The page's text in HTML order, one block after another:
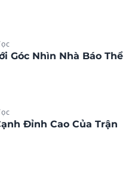
Góc Nhìn Nhà Báo Thể
Đỉnh Cao Của Trận